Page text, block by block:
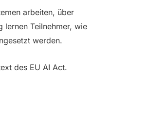
arbeiten, über
lernen Teilnehmer, wie
werden.
des EU AI Act.